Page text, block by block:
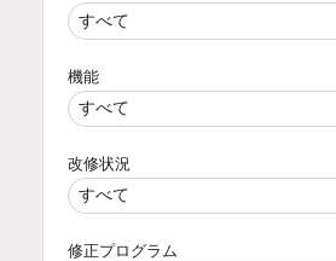
機能
改修状況
修正プログラム